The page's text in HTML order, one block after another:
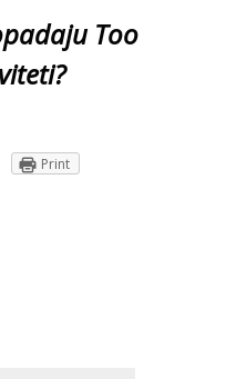
Too
Print